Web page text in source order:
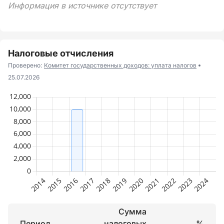
Информация в источнике отсутствует
Налоговые отчисления
Проверено: Комитет государственных доходов: уплата налогов
25.07.2026
Сумма